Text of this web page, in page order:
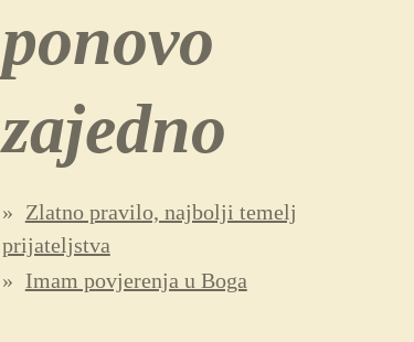
ponovo
zajedno
Zlatno pravilo, najbolji temelj
prijateljstva
Imam povjerenja u Boga